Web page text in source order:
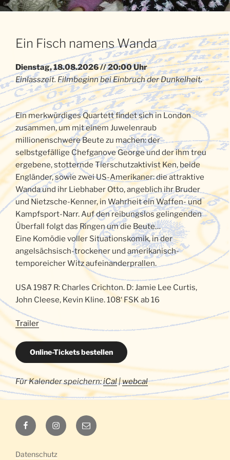
Ein Fisch namens Wanda
Dienstag, 18.08.2026 // 20:00 Uhr
Einlasszeit. Filmbeginn bei Einbruch der Dunkelheit.
Ein merkwürdiges Quartett findet sich in London
zusammen, um mit einem Juwelenraub
millionenschwere Beute zu machen: der
selbstgefällige Chefganove George und der ihm treu
ergebene, stotternde Tierschutzaktivist Ken, beide
Engländer, sowie zwei US-Amerikaner: die attraktive
Wanda und ihr Liebhaber Otto, angeblich ihr Bruder
und Nietzsche-Kenner, in Wahrheit ein Waffen- und
Kampfsport-Narr. Auf den reibungslos gelingenden
Überfall folgt das Ringen um die Beute…
Eine Komödie voller Situationskomik, in der
angelsächsisch-trockener und amerikanisch-
temporeicher Witz aufeinanderprallen.
USA 1987 R: Charles Crichton. D: Jamie Lee Curtis,
John Cleese, Kevin Kline. 108‘ FSK ab 16
Trailer
Online-Tickets bestellen
Für Kalender speichern:iCal|webcal
Luna
auf
Luna
auf
E-
Mail
Datenschutz